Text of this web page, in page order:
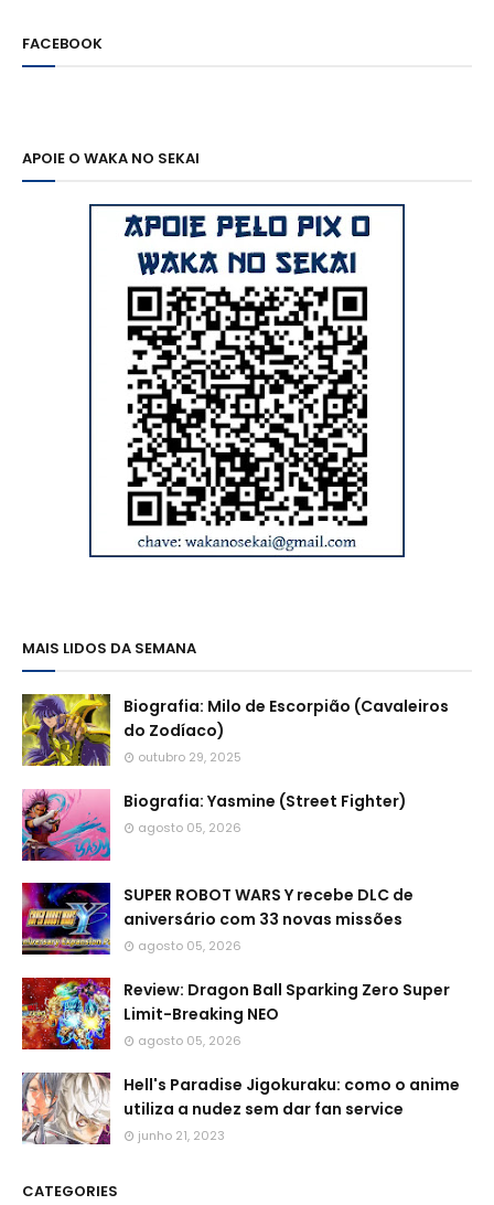
FACEBOOK
APOIE O WAKA NO SEKAI
MAIS LIDOS DA SEMANA
Biografia: Milo de Escorpião (Cavaleiros
do Zodíaco)
outubro 29, 2025
Biografia: Yasmine (Street Fighter)
agosto 05, 2026
SUPER ROBOT WARS Y recebe DLC de
aniversário com 33 novas missões
agosto 05, 2026
Review: Dragon Ball Sparking Zero Super
Limit-Breaking NEO
agosto 05, 2026
Hell's Paradise Jigokuraku: como o anime
utiliza a nudez sem dar fan service
junho 21, 2023
CATEGORIES